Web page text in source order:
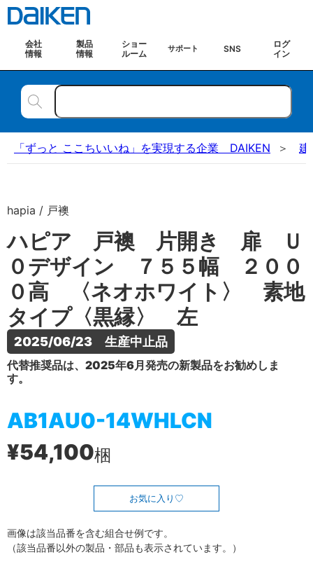
会社
情報
製品
情報
ショー
ルーム
サポート SNS
ログ
イン
「ずっと ここちいいね」を実現する企業 DAIKEN 建
hapia / 戸襖
ハピア 戸襖 片開き 扉 Ｕ
０デザイン ７５５幅 ２００
０高 〈ネオホワイト〉 素地
タイプ〈黒縁〉 左
2025/06/23　生産中止品
代替推奨品は、2025年6月発売の新製品をお勧めしま
す。
AB1AU0-14WHLCN
¥54,100梱
お気に入り
画像は該当品番を含む組合せ例です。
（該当品番以外の製品・部品も表示されています。）